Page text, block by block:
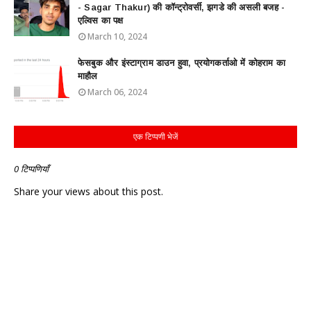
- Sagar Thakur) की कॉन्ट्रोवर्सी, झगडे की असली बजह -
एल्विस का पक्ष
March 10, 2024
फेसबुक और इंस्टाग्राम डाउन हुवा, प्रयोगकर्ताओ में कोहराम का
माहौल
March 06, 2024
एक टिप्पणी भेजें
0 टिप्पणियाँ
Share your views about this post.